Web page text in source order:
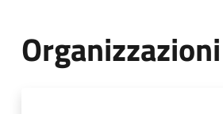
Organizzazioni